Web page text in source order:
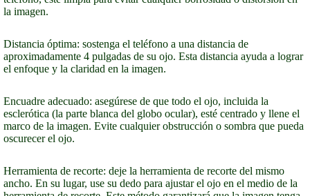
la imagen.
Distancia óptima: sostenga el teléfono a una distancia de
aproximadamente 4 pulgadas de su ojo. Esta distancia ayuda a lograr
el enfoque y la claridad en la imagen.
Encuadre adecuado: asegúrese de que todo el ojo, incluida la
esclerótica (la parte blanca del globo ocular), esté centrado y llene el
marco de la imagen. Evite cualquier obstrucción o sombra que pueda
oscurecer el ojo.
Herramienta de recorte: deje la herramienta de recorte del mismo
ancho. En su lugar, use su dedo para ajustar el ojo en el medio de la